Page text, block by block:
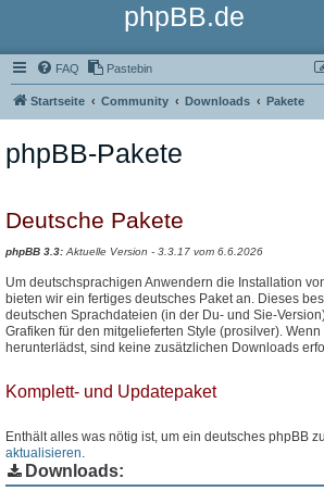
phpBB.de
FAQ Pastebin
Startseite Community Downloads Pakete
phpBB-Pakete
Deutsche Pakete
phpBB 3.3: Aktuelle Version - 3.3.17 vom 6.6.2026
Um deutschsprachigen Anwendern die Installation
bieten wir ein fertiges deutsches Paket an. Dieses
deutschen Sprachdateien (in der Du- und Sie-
Grafiken für den mitgelieferten Style (prosilver).
herunterlädst, sind keine zusätzlichen Downloads
Komplett- und Updatepaket
Enthält alles was nötig ist, um ein deutsches phpBB zu
aktualisieren.
Downloads: